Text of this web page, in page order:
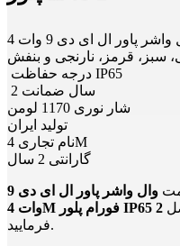
سبز، قرمز، نارنجی و بنفش
درجه حفاظت IP65
2 سال ضمانت
شار نوری 1170 لومن
تولید ایران
نام تجاری 4M
گارانتی 2 سال
وال واشر پاور ال ای دی 9
وات 4M فورام پلور IP65 2
فرمایید.